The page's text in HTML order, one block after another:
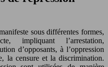
sous différentes formes,
impliquant l’arrestation,
d’opposants, à l’oppression
la censure et la discrimination.